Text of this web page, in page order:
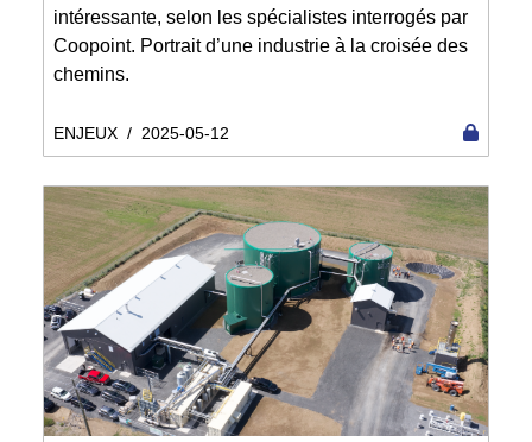
intéressante, selon les spécialistes interrogés par
Coopoint. Portrait d’une industrie à la croisée des
chemins.
ENJEUX / 2025-05-12